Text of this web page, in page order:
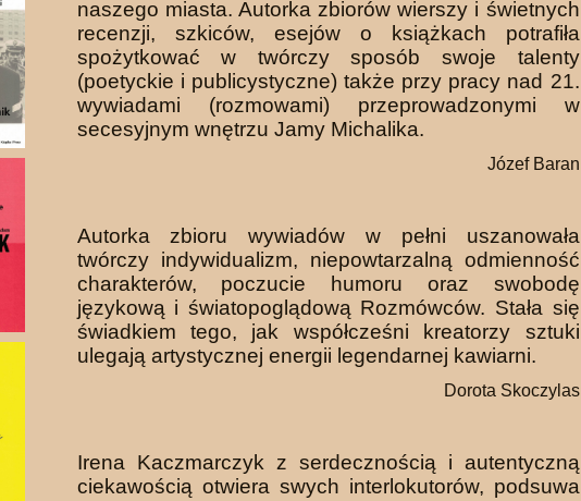
naszego miasta. Autorka zbiorów wierszy i świetnych
recen­zji, szkiców, esejów o książkach potrafiła
spożytkować w twórczy sposób swoje talenty
(poetyckie i publicystyczne) także przy pracy nad 21.
wywiadami (rozmo­wami) przeprowadzonymi w
secesyjnym wnętrzu Jamy Michalika.
Józef Baran
Autorka zbioru wywiadów w pełni uszanowała
twórczy indywidualizm, niepowta­rzalną odmienność
charakterów, poczucie humoru oraz swobodę
językową i świa­topoglądową Rozmówców. Stała się
świadkiem tego, jak współcześni kreatorzy sztuki
ulegają artystycznej energii legendarnej kawiarni.
Dorota Skoczylas
Irena Kaczmarczyk z serdecznością i autentyczną
ciekawością otwiera swych interlokutorów, podsuwa